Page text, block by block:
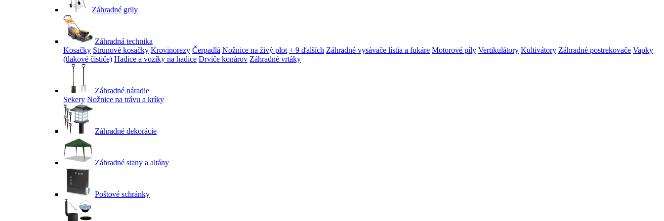
Záhradné grily
Záhradná technika
Kosačky Strunové kosačky Krovinorezy Čerpadlá Nožnice na živý plot + 9 ďalších Záhradné vysávače lístia a fukáre Motorové píly Vertikulátory Kultivátory Záhradné postrekovače Vapky
(tlakové čističe) Hadice a vozíky na hadice Drviče konárov Záhradné vrtáky
Záhradné náradie
Sekery Nožnice na trávu a kríky
Záhradné dekorácie
Záhradné stany a altány
Poštové schránky